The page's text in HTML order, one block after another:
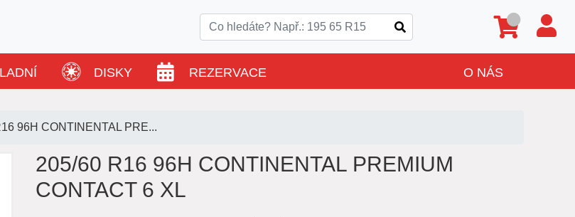
DISKY REZERVACE O NÁS
96H CONTINENTAL PRE...
205/60 R16 96H CONTINENTAL PREMIUM
CONTACT 6 XL